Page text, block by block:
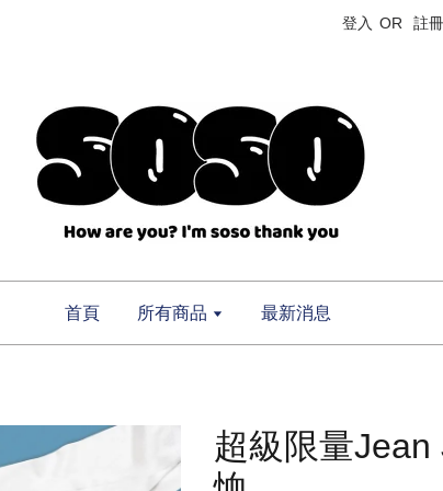
登入 OR 註
首頁 所有商品 最新消息
超級限量